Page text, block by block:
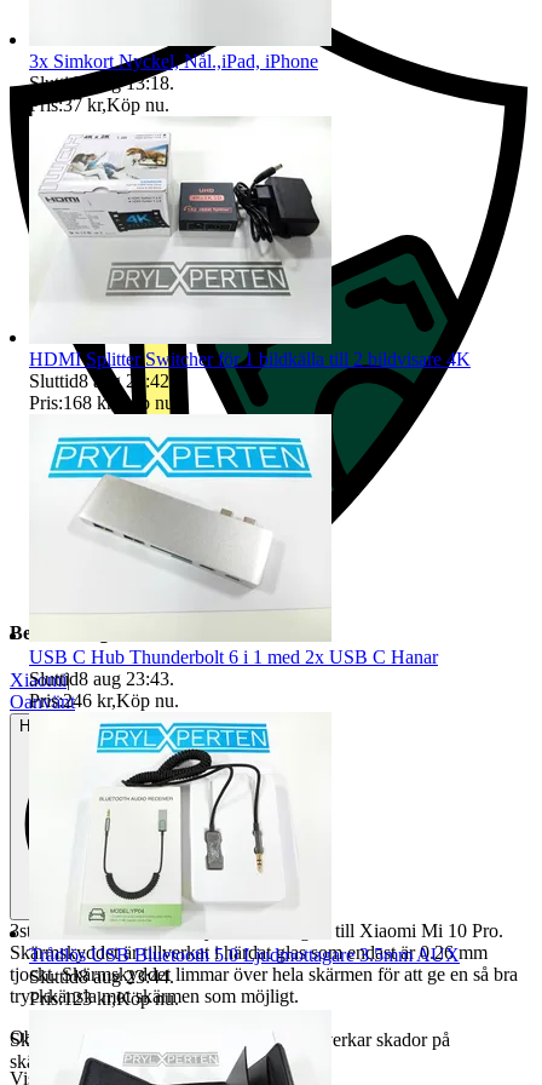
Beskrivning
Xiaomi|
Oanvänt
Helt ny och aldrig använd
3st. Heltäckande skärmskydd i härdat glas till Xiaomi Mi 10 Pro.
Skärmskyddet är tillverkat i härdat glas som endast är 0.26 mm
tjockt. Skärmskyddet limmar över hela skärmen för att ge en så bra
tryckkänsla mot skärmen som möjligt.
Skärmskyddet har fasade kanter som motverkar skador på
skärmskyddet och är skönt mot handen.
Objektnr
Visningar 57
3x Simkort Nyckel, Nål.,iPad, iPhone
Sluttid8 aug 13:18.
Pris:37 kr,Köp nu.
HDMI Splitter Switcher för 1 bildkälla till 2 bildvisare 4K
Sluttid8 aug 23:42
Pris:168 kr Köp nu
USB C Hub Thunderbolt 6 i 1 med 2x USB C Hanar
Sluttid8 aug 23:43.
Pris:246 kr,Köp nu.
Trådlös USB Bluetooth 5.0 Ljudmottagare 3.5mm AUX
Sluttid8 aug 23:44.
Pris:123 kr,Köp nu.